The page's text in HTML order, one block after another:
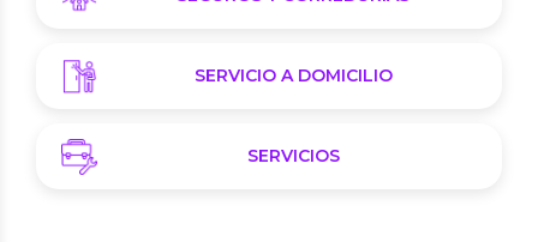
SERVICIO A DOMICILIO
SERVICIOS